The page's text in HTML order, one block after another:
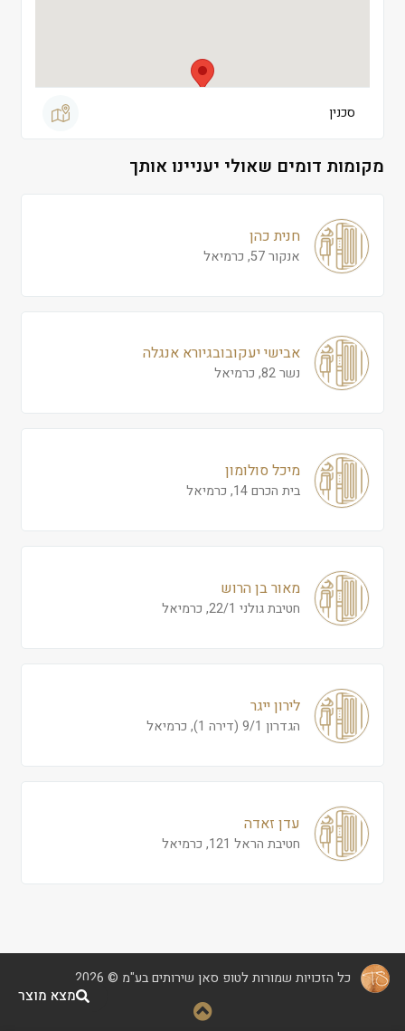
סכנין
מקומות דומים שאולי יעניינו אותך
חנית כהן
אנקור 57, כרמיאל
אבישי יעקובובגיורא אנגלה
נשר 82, כרמיאל
מיכל סולומון
בית הכרם 14, כרמיאל
מאור בן הרוש
חטיבת גולני 22/1, כרמיאל
לירון ייגר
הגדרון 9/1 (דירה 1), כרמיאל
עדן זאדה
חטיבת הראל 121, כרמיאל
כל הזכויות שמורות לטופ סאן שירותים בע"מ © 2026
מצא מוצר